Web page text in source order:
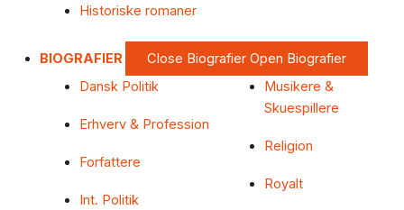
Historiske romaner
BIOGRAFIER Close Biografier Open Biografier
Dansk Politik
Erhverv & Profession
Forfattere
Int. Politik
Musikere &
Skuespillere
Religion
Royalt